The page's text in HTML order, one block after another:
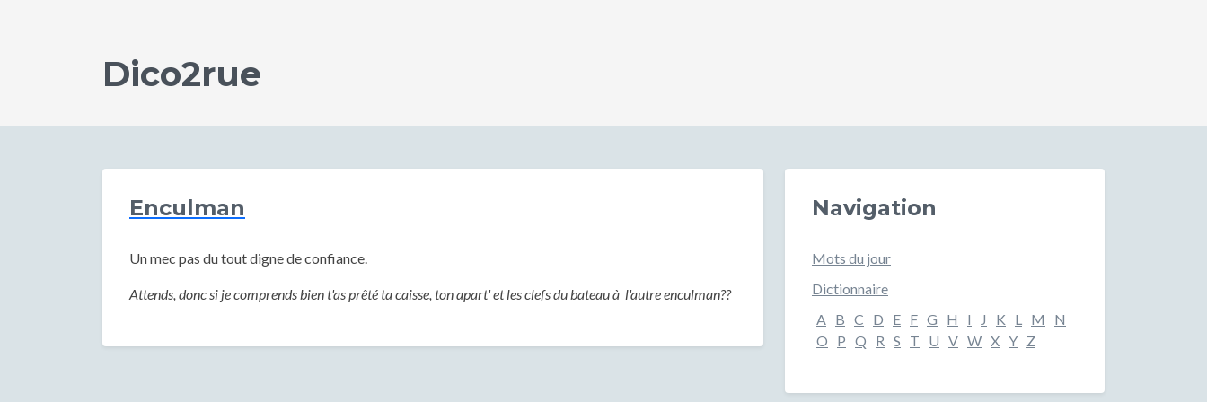
Dico2rue
Enculman
Un mec pas du tout digne de confiance.
Attends, donc si je comprends bien t'as prêté ta caisse, ton apart' et les clefs du bateau à l'autre enculman??
Navigation
Mots du jour
Dictionnaire
A B C D E F G H I J K L M
N
O
P Q R S T U V W X Y Z